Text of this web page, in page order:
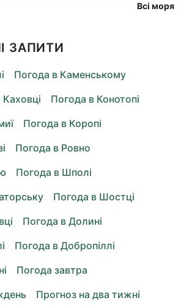
Всі моря
ЗАПИТИ
Погода в Каменському
Погода в Конотопі
Погода в Коропі
Погода в Ровно
Погода в Шполі
Погода в Шостці
Погода в Долині
Погода в Добропіллі
Погода завтра
Прогноз на два тижні